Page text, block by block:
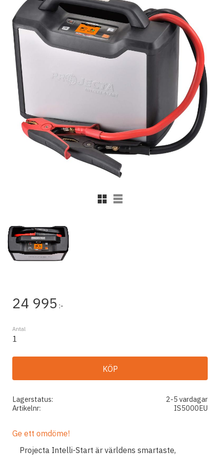
Rutnätsvy
Listvy
24 995 :-
Antal
KÖP
Lagerstatus
2-5 vardagar
Artikelnr
IS5000EU
Ge ett omdöme!
Projecta Intelli-Start är världens smartaste,